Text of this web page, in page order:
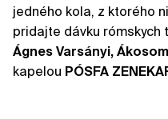
jedného kola, z ktorého
pridajte dávku rómskych
Ágnes Varsányi,
kapelou PÓSFA